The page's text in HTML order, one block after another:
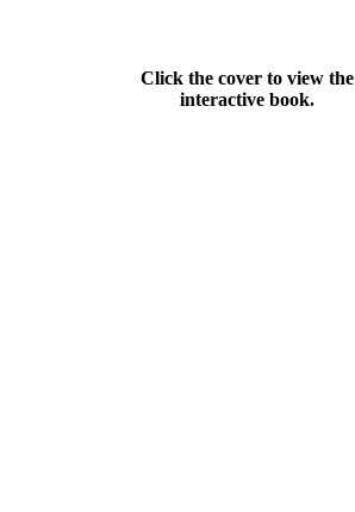
Click the cover to view the
interactive book.